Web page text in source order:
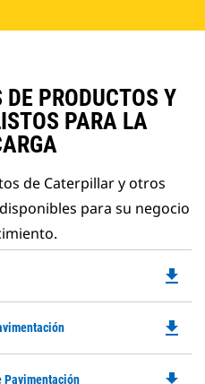
PRODUCTOS Y
PARA LA
de Caterpillar y otros
para su negocio
a
file_download
file_download
Pavimentación